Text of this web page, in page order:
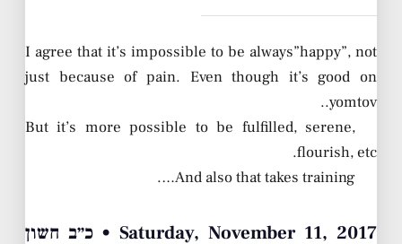
I agree that it’s impossible to be always”happy”, not
just because of pain. Even though it’s good on
yomtov..
But it’s more possible to be fulfilled, serene,
flourish, etc.
And also that takes training….
Saturday, November 11, 2017 • כ״ב חשון